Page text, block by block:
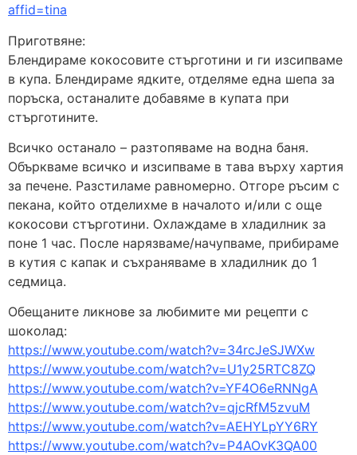
affid=tina
Приготвяне:
Блендираме кокосовите стърготини и ги изсипваме
в купа. Блендираме ядките, отделяме една шепа за
поръска, останалите добавяме в купата при
стърготините.
Всичко останало – разтопяваме на водна баня.
Объркваме всичко и изсипваме в тава върху хартия
за печене. Разстиламе равномерно. Отгоре ръсим с
пекана, който отделихме в началото и/или с още
кокосови стърготини. Охлаждаме в хладилник за
поне 1 час. После нарязваме/начупваме, прибираме
в кутия с капак и съхраняваме в хладилник до 1
седмица.
Обещаните ликнове за любимите ми рецепти с
шоколад:
https://www.youtube.com/watch?v=34rcJeSJWXw
https://www.youtube.com/watch?v=U1y25RTC8ZQ
https://www.youtube.com/watch?v=YF4O6eRNNgA
https://www.youtube.com/watch?v=qjcRfM5zvuM
https://www.youtube.com/watch?v=AEHYLpYY6RY
https://www.youtube.com/watch?v=P4AOvK3QA00